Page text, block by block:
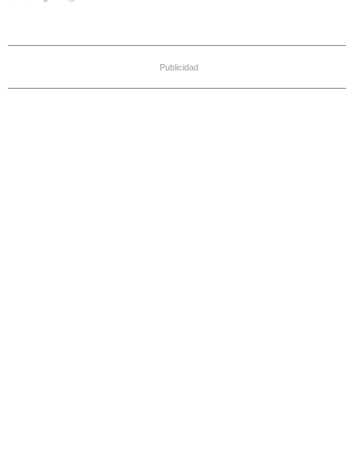
Publicidad